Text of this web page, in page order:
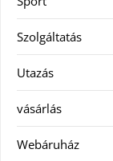
Szolgáltatás
Utazás
vásárlás
Webáruház